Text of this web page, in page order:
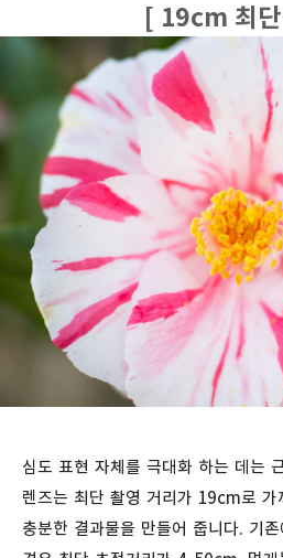
[ 19cm 최
심도 표현 자체를 극대화 하는 데는
렌즈는 최단 촬영 거리가 19cm로 가
충분한 결과물을 만들어 줍니다. 기